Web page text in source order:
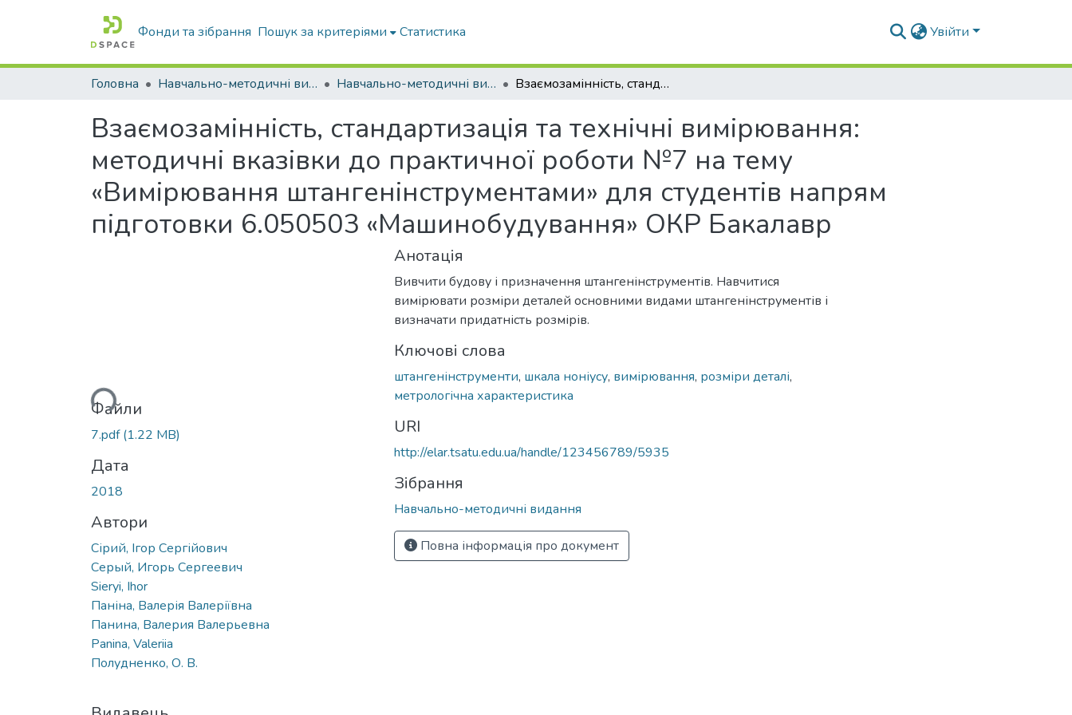
Фонди та зібрання Пошук за критеріями Статистика Увійти
Головна Навчально-методичні видання Навчально-методичні видання Взаємозамінність, стандартизація та технічні вимірювання: методичні вказівки до практичної роботи №7 на тему «Вимірювання штангенінструментами» для студентів напрям підготовки 6.050503 «Машинобудування» ОКР Бакалавр
Взаємозамінність, стандартизація та технічні вимірювання:
методичні вказівки до практичної роботи №7 на тему
«Вимірювання штангенінструментами» для студентів напрям
підготовки 6.050503 «Машинобудування» ОКР Бакалавр
Вантажиться...Файли
7.pdf(1.22 MB)
Дата
2018
Автори
Сірий, Ігор Сергійович
Серый, Игорь Сергеевич
Sieryi, Ihor
Паніна, Валерія Валеріївна
Панина, Валерия Валерьевна
Panina, Valeriia
Полудненко, О. В.
Анотація
Вивчити будову і призначення штангенінструментів. Навчитися
вимірювати розміри деталей основними видами штангенінструментів і
визначати придатність розмірів.
Ключові слова
штангенінструменти, шкала ноніусу, вимірювання, розміри деталі,
метрологічна характеристика
URI
http://elar.tsatu.edu.ua/handle/123456789/5935
Зібрання
Навчально-методичні видання
Повна інформація про документ